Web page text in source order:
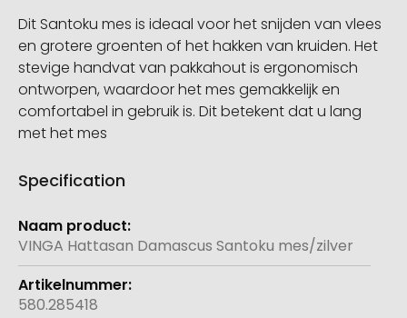
Dit Santoku mes is ideaal voor het snijden van vlees
en grotere groenten of het hakken van kruiden. Het
stevige handvat van pakkahout is ergonomisch
ontworpen, waardoor het mes gemakkelijk en
comfortabel in gebruik is. Dit betekent dat u lang
met het mes
Specification
Meer
informatie
VINGA Hattasan Damascus Santoku mes/zilver
580.285418